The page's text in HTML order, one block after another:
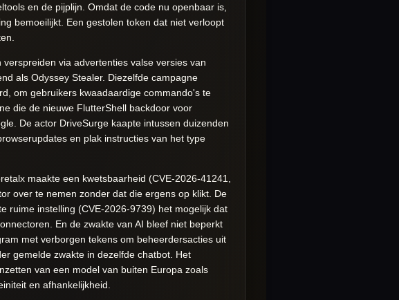
en de pijplijn. Omdat de code nu openbaar is,
bemoeilijkt. Een gestolen token dat niet verloopt
via advertenties valse versies van
als Odyssey Stealer. Diezelfde campagne
om gebruikers kwaadaardige commando's te
die de nieuwe FlutterShell backdoor voor
De actor DriveSurge kaapte intussen duizenden
en plak instructies van het type
maakte een kwetsbaarheid (CVE-2026-41241,
over te nemen zonder dat die ergens op klikt. De
ruime instelling (CVE-2026-9739) het mogelijk dat
En de zwakte van AI bleef niet beperkt
met verborgen tekens om beheerdersacties uit
gemelde zwakte in dezelfde chatbot. Het
van een model van buiten Europa zoals
en afhankelijkheid.